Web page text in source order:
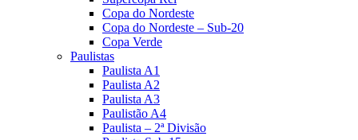
Copa do Nordeste
Copa do Nordeste – Sub-20
Copa Verde
Paulistas
Paulista A1
Paulista A2
Paulista A3
Paulistão A4
Paulista – 2ª Divisão